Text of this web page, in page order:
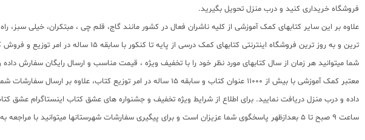
فروشگاه خریداری کنید و درب منزل تحویل بگیرید.
علاوه بر این سایر کتابهای کمک آموزشی از کلیه ناشران فعال در کشور مانند گاج، قلم چی ، مبتکران، خیلی
ترین و به روز ترین فروشگاه اینترنتی کتابهای کمک درسی از پایه تا کنکور با سابقه 15 ساله در امر توزیع و فروش کتابهای کمک آموزشی و کودک و نوجوان در سراسر کشور آماده ارسال سفارشات شما میباشد.
شما میتوانید هر زمان از سال کتابهای مورد نظر خود را با تخفیف ویژه ، قیمت مناسب و ارسال رایگان سفارش
معتبر کمک آموزشی با بیش از 11000 عنوان کتاب و سابقه 15 ساله در
ساعت 9 صبح تا 5 بعدازظهر پاسخگوی شما عزیزان است و برای پیگیری سفارشات شهرستانها میتوانید با مراجعه به سایت رهگیری مرسولات پستی از موقعیت بسته سفارشات خود اطلاع پیدا کنید.